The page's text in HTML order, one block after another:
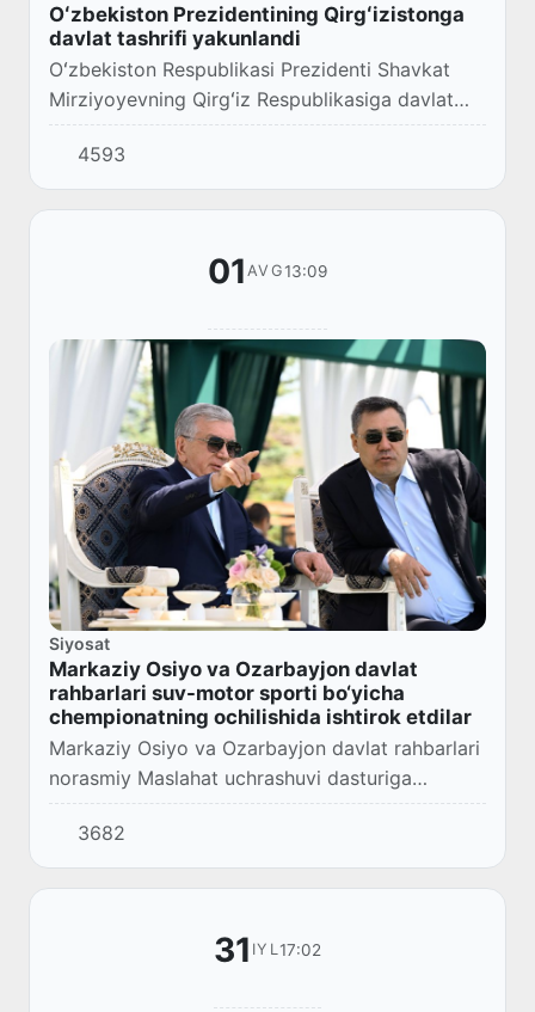
Oʻzbekiston Prezidentining Qirgʻizistonga
davlat tashrifi yakunlandi
Oʻzbekiston Respublikasi Prezidenti Shavkat
Mirziyoyevning Qirgʻiz Respublikasiga davlat
tashrifi hamda Markaziy Osiyo va Ozarbayjon
davlat rahbarlari norasmiy Maslahat
uchrashuvin...
4593
01 AVG13:09
Siyosat
Markaziy Osiyo va Ozarbayjon davlat
rahbarlari suv-motor sporti bo‘yicha
chempionatning ochilishida ishtirok etdilar
Markaziy Osiyo va Ozarbayjon davlat rahbarlari
norasmiy Maslahat uchrashuvi dasturiga
muvofiq, Issiqko‘lda suv-motor sporti bo‘yicha
Qirg‘iziston Gran-prisining tantanali ochilish...
3682
31 IYL17:02